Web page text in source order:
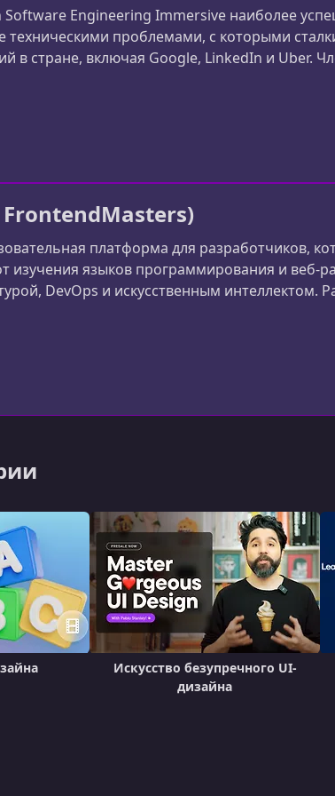
Engineering Immersive наиболее
техническими проблемами, с которыми
в стране, включая Google, LinkedIn и Uber.
проницательность и наставничество,
в BootCamp, сталкив
платформа для разработчиков,
изучения языков программирования и веб-
DevOps и искусственным интеллектом.
и теперь обучает разработчиков всему
Искусство безупречного UI-
дизайна